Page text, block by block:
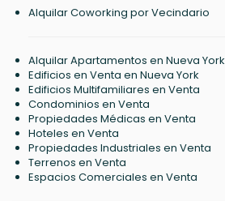
Alquilar Coworking por Vecindario
Alquilar Apartamentos en Nueva York
Edificios en Venta en Nueva York
Edificios Multifamiliares en Venta
Condominios en Venta
Propiedades Médicas en Venta
Hoteles en Venta
Propiedades Industriales en Venta
Terrenos en Venta
Espacios Comerciales en Venta